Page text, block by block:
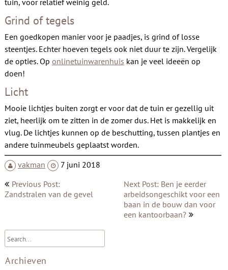
tuin, voor relatief weinig geld.
Grind of tegels
Een goedkopen manier voor je paadjes, is grind of losse
steentjes. Echter hoeven tegels ook niet duur te zijn. Vergelijk
de opties. Op onlinetuinwarenhuis kan je veel ideeën op
doen!
Licht
Mooie lichtjes buiten zorgt er voor dat de tuin er gezellig uit
ziet, heerlijk om te zitten in de zomer dus. Het is makkelijk en
vlug. De lichtjes kunnen op de beschutting, tussen plantjes en
andere tuinmeubels geplaatst worden.
vakman
7 juni 2018
Bericht
navigatie
Previous Post:
Zandstralen van de gevel
Next Post: Ben je eerder
arbeidsongeschikt voor een
baan in de bouw dan voor
een kantoorbaan?
Archieven